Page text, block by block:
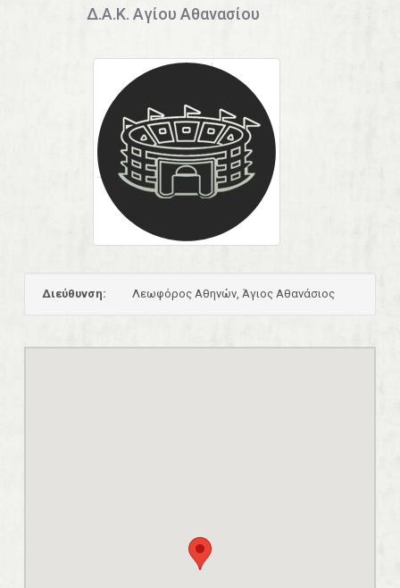
Δ.Α.Κ. Αγίου Αθανασίου
Διεύθυνση: Λεωφόρος Αθηνών, Άγιος Αθανάσιος